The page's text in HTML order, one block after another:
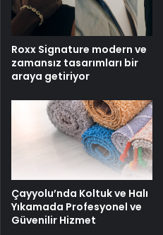
Roxx Signature modern ve
zamansız tasarımları bir
araya getiriyor
Çayyolu’nda Koltuk ve Halı
Yıkamada Profesyonel ve
Güvenilir Hizmet